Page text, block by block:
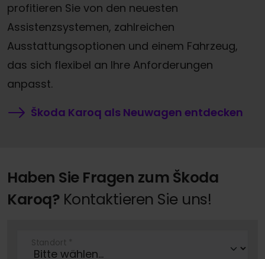
profitieren Sie von den neuesten
Assistenzsystemen, zahlreichen
Ausstattungsoptionen und einem Fahrzeug,
das sich flexibel an Ihre Anforderungen
anpasst.
Škoda Karoq als Neuwagen entdecken
Haben Sie Fragen zum Škoda
Karoq? Kontaktieren Sie uns!
Standort *